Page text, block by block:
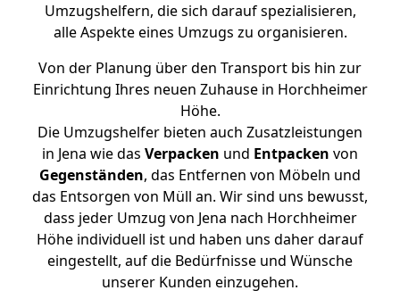
Umzugshelfern, die sich darauf spezialisieren,
alle Aspekte eines Umzugs zu organisieren.
Von der Planung über den Transport bis hin zur
Einrichtung Ihres neuen Zuhause in Horchheimer
Höhe.
Die Umzugshelfer bieten auch Zusatzleistungen
in Jena wie das Verpacken und Entpacken von
Gegenständen, das Entfernen von Möbeln und
das Entsorgen von Müll an. Wir sind uns bewusst,
dass jeder Umzug von Jena nach Horchheimer
Höhe individuell ist und haben uns daher darauf
eingestellt, auf die Bedürfnisse und Wünsche
unserer Kunden einzugehen.